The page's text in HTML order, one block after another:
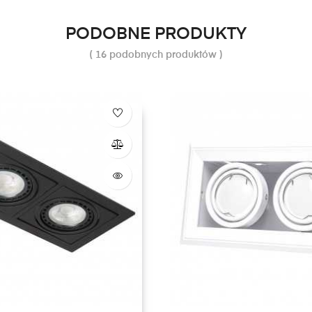
PODOBNE PRODUKTY
( 16 podobnych produktów )